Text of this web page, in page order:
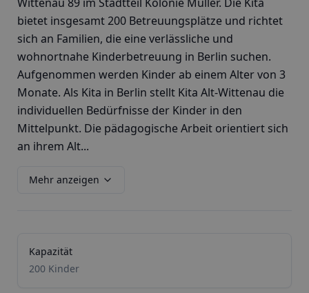
bietet insgesamt 200 Betreuungsplätze und richtet
sich an Familien, die eine verlässliche und
wohnortnahe Kinderbetreuung in Berlin suchen.
Aufgenommen werden Kinder ab einem Alter von 3
Monate. Als Kita in Berlin stellt Kita Alt-Wittenau die
individuellen Bedürfnisse der Kinder in den
Mittelpunkt. Die pädagogische Arbeit orientiert sich
an ihrem Alt...
Mehr anzeigen
Kapazität
200 Kinder